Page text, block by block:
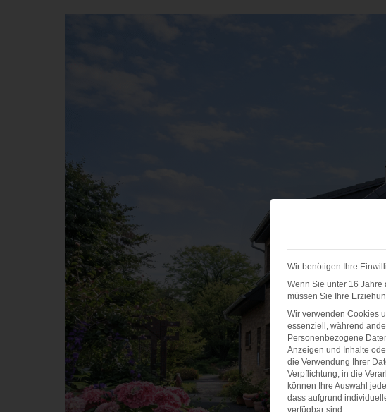
Wir benötigen Ihre
Wenn Sie unter 16 Jahre
müssen Sie Ihre
Wir verwenden Cookies
essenziell, während
Personenbezogene
Anzeigen und Inhalte
die Verwendung Ihrer
Verpflichtung, in die
können Ihre Auswahl
dass aufgrund
verfügbar sind.